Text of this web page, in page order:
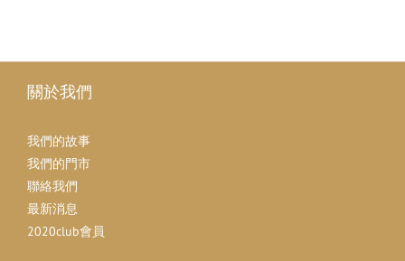
關於我們
我們的故事
我們的門市
聯絡我們
最新消息
2020club會員